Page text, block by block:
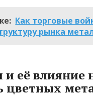
Как торговые
рынка
её влияние
цветных